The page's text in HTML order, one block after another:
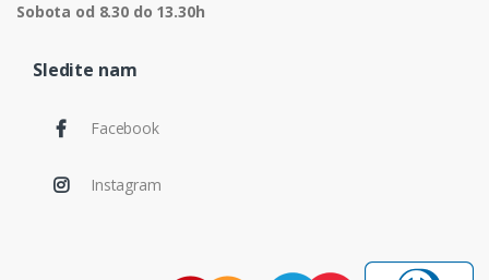
Sobota od 8.30 do 13.30h
Sledite nam
Facebook
Instagram